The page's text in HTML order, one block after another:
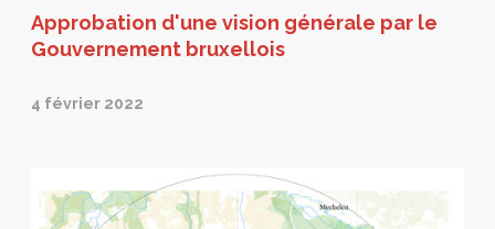
Approbation d'une vision générale par le
Gouvernement bruxellois
4 février 2022